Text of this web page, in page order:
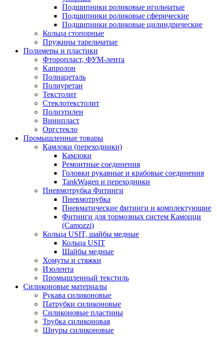
Подшипники роликовые игольчатые
Подшипники роликовые сферические
Подшипники роликовые цилиндрические
Кольца стопорные
Пружины тарельчатые
Полимеры и пластики
Фторопласт, ФУМ-лента
Капролон
Полиацеталь
Полиуретан
Текстолит
Стеклотекстолит
Полиэтилен
Винипласт
Оргстекло
Промышленные товары
Камлоки (переходники)
Камлоки
Ремонтные соединения
Головки рукавные и крабовые соединения
TankWagen и переходники
Пневмотрубка Фитинги
Пневмотрубка
Пневматические фитинги и комплектующие
Фитинги для тормозных систем Камоцци
(Camozzi)
Кольца USIT, шайбы медные
Кольца USIT
Шайбы медные
Хомуты и стяжки
Изолента
Промышленный текстиль
Силиконовые материалы
Рукава силиконовые
Патрубки силиконовые
Силиконовые пластины
Трубка силиконовая
Шнуры силиконовые